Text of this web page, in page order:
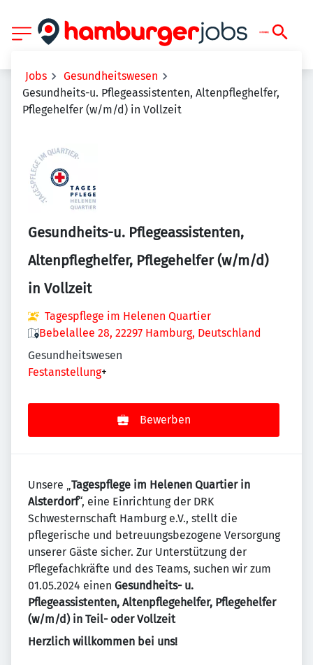
Jobs
Gesundheitswesen
Gesundheits-u. Pflegeassistenten, Altenpfleghelfer,
Pflegehelfer (w/m/d) in Vollzeit
Gesundheits-u. Pflegeassistenten,
Altenpfleghelfer, Pflegehelfer (w/m/d)
in Vollzeit
Tagespflege im Helenen Quartier
Bebelallee 28, 22297 Hamburg, Deutschland
Gesundheitswesen
Festanstellung+
Bewerben
Unsere „Tagespflege im Helenen Quartier in
Alsterdorf“, eine Einrichtung der DRK
Schwesternschaft Hamburg e.V., stellt die
pflegerische und betreuungsbezogene Versorgung
unserer Gäste sicher. Zur Unterstützung der
Pflegefachkräfte und des Teams, suchen wir zum
01.05.2024 einen Gesundheits- u.
Pflegeassistenten, Altenpflegehelfer, Pflegehelfer
(w/m/d) in Teil- oder Vollzeit
Herzlich willkommen bei uns!